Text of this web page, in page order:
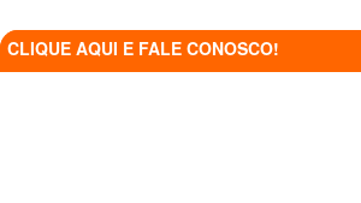
CLIQUE AQUI E FALE CONOSCO!
CLIQUE AQUI E FALE CONOSCO!